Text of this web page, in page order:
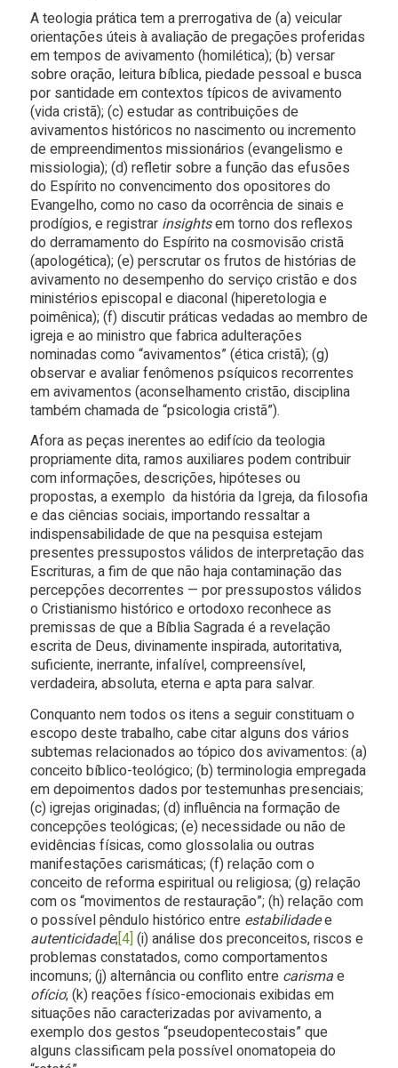
A teologia prática tem a prerrogativa de (a) veicular
orientações úteis à avaliação de pregações proferidas
em tempos de avivamento (homilética); (b) versar
sobre oração, leitura bíblica, piedade pessoal e busca
por santidade em contextos típicos de avivamento
(vida cristã); (c) estudar as contribuições de
avivamentos históricos no nascimento ou incremento
de empreendimentos missionários (evangelismo e
missiologia); (d) refletir sobre a função das efusões
do Espírito no convencimento dos opositores do
Evangelho, como no caso da ocorrência de sinais e
prodígios, e registrar insightsem torno dos reflexos
do derramamento do Espírito na cosmovisão cristã
(apologética); (e) perscrutar os frutos de histórias de
avivamento no desempenho do serviço cristão e dos
ministérios episcopal e diaconal (hiperetologia e
poimênica); (f) discutir práticas vedadas ao membro de
igreja e ao ministro que fabrica adulterações
nominadas como “avivamentos” (ética cristã); (g)
observar e avaliar fenômenos psíquicos recorrentes
em avivamentos (aconselhamento cristão, disciplina
também chamada de “psicologia cristã”).
Afora as peças inerentes ao edifício da teologia
propriamente dita, ramos auxiliares podem contribuir
com informações, descrições, hipóteses ou
propostas, a exemplo da história da Igreja, da filosofia
e das ciências sociais, importando ressaltar a
indispensabilidade de que na pesquisa estejam
presentes pressupostos válidos de interpretação das
Escrituras, a fim de que não haja contaminação das
percepções decorrentes — por pressupostos válidos
o Cristianismo histórico e ortodoxo reconhece as
premissas de que a Bíblia Sagrada é a revelação
escrita de Deus, divinamente inspirada, autoritativa,
suficiente, inerrante, infalível, compreensível,
verdadeira, absoluta, eterna e apta para salvar.
Conquanto nem todos os itens a seguir constituam o
escopo deste trabalho, cabe citar alguns dos vários
subtemas relacionados ao tópico dos avivamentos: (a)
conceito bíblico-teológico; (b) terminologia empregada
em depoimentos dados por testemunhas presenciais;
(c) igrejas originadas; (d) influência na formação de
concepções teológicas; (e) necessidade ou não de
evidências físicas, como glossolalia ou outras
manifestações carismáticas; (f) relação com o
conceito de reforma espiritual ou religiosa; (g) relação
com os “movimentos de restauração”; (h) relação com
o possível pêndulo histórico entre estabilidadee
autenticidade;[4] (i) análise dos preconceitos, riscos e
problemas constatados, como comportamentos
incomuns; (j) alternância ou conflito entre carismae
ofício; (k) reações físico-emocionais exibidas em
situações não caracterizadas por avivamento, a
exemplo dos gestos “pseudopentecostais” que
alguns classificam pela possível onomatopeia do